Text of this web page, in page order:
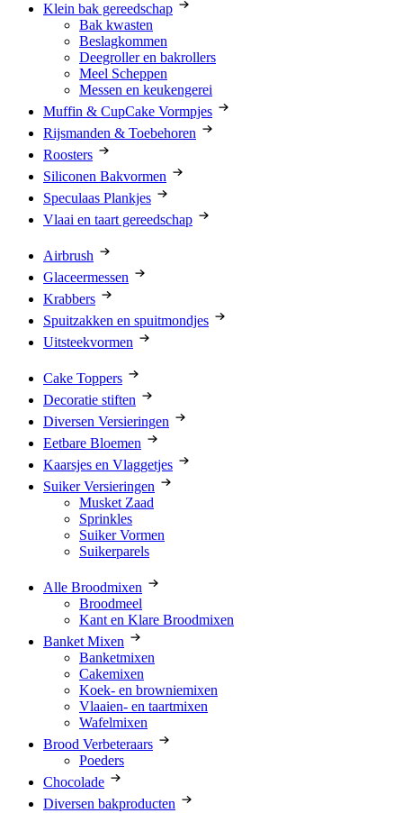
Klein bak gereedschap
Bak kwasten
Beslagkommen
Deegroller en bakrollers
Meel Scheppen
Messen en keukengerei
Muffin & CupCake Vormpjes
Rijsmanden & Toebehoren
Roosters
Siliconen Bakvormen
Speculaas Plankjes
Vlaai en taart gereedschap
Airbrush
Glaceermessen
Krabbers
Spuitzakken en spuitmondjes
Uitsteekvormen
Cake Toppers
Decoratie stiften
Diversen Versieringen
Eetbare Bloemen
Kaarsjes en Vlaggetjes
Suiker Versieringen
Musket Zaad
Sprinkles
Suiker Vormen
Suikerparels
Alle Broodmixen
Broodmeel
Kant en Klare Broodmixen
Banket Mixen
Banketmixen
Cakemixen
Koek- en browniemixen
Vlaaien- en taartmixen
Wafelmixen
Brood Verbeteraars
Poeders
Chocolade
Diversen bakproducten